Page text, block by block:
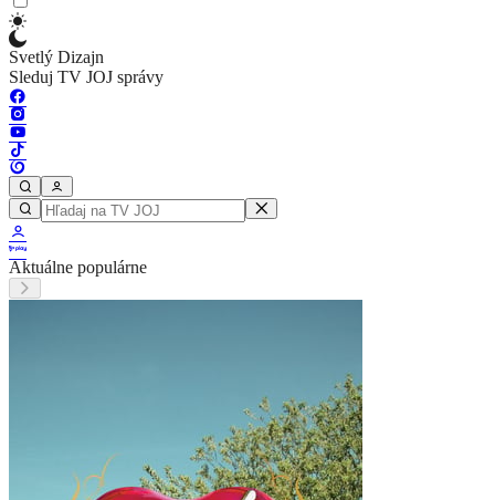
Svetlý Dizajn
Sleduj TV JOJ správy
Aktuálne populárne